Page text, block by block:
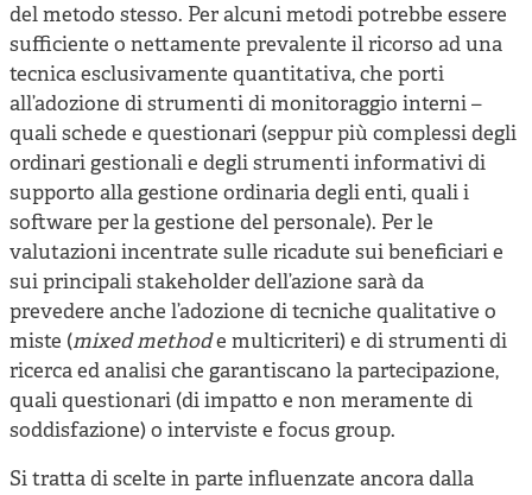
del metodo stesso. Per alcuni metodi potrebbe essere
sufficiente o nettamente prevalente il ricorso ad una
tecnica esclusivamente quantitativa, che porti
all’adozione di strumenti di monitoraggio interni –
quali schede e questionari (seppur più complessi degli
ordinari gestionali e degli strumenti informativi di
supporto alla gestione ordinaria degli enti, quali i
software per la gestione del personale). Per le
valutazioni incentrate sulle ricadute sui beneficiari e
sui principali stakeholder dell’azione sarà da
prevedere anche l’adozione di tecniche qualitative o
miste (mixed methode multicriteri) e di strumenti di
ricerca ed analisi che garantiscano la partecipazione,
quali questionari (di impatto e non meramente di
soddisfazione) o interviste e focus group.
Si tratta di scelte in parte influenzate ancora dalla